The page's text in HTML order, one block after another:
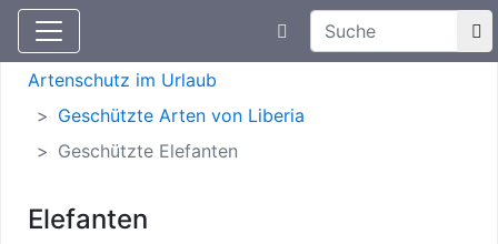
Aktuelle Meldungen
Suchtexteingabe
Artenschutz
Artenschutz im Urlaub
Geschützte Arten von Liberia
Geschützte Elefanten
Elefanten